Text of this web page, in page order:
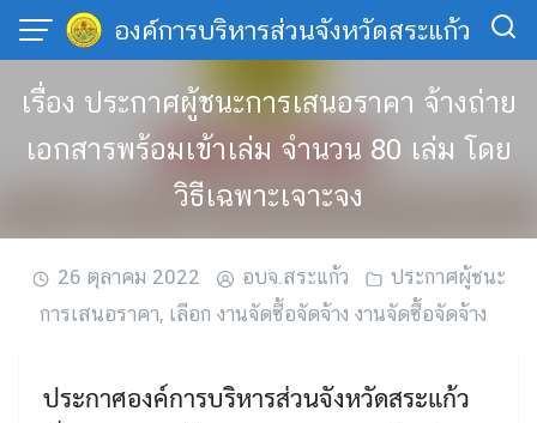
Skip
content
องค์การบริหารส่วนจังหวัดสระแก้ว
เรื่อง ประกาศผู้ชนะการเสนอราคา จ้างถ่าย
เอกสารพร้อมเข้าเล่ม จำนวน 80 เล่ม โดย
วิธีเฉพาะเจาะจง
26 ตุลาคม 2022 อบจ.สระแก้ว
ประกาศผู้ชนะ
การเสนอราคา, เลือก งานจัดซื้อจัดจ้าง งานจัดซื้อจัดจ้าง
ประกาศองค์การบริหารส่วนจังหวัดสระแก้ว